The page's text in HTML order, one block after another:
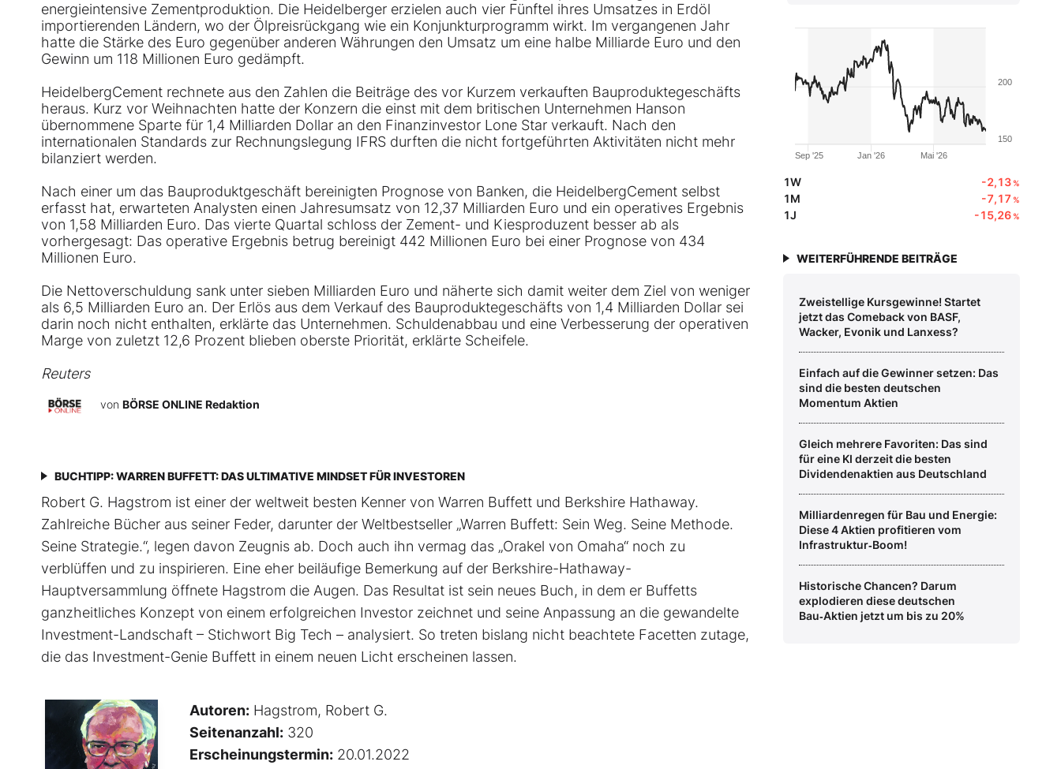
energieintensive Zementproduktion. Die Heidelberger erzielen auch vier Fünftel ihres Umsatzes in Erdöl
importierenden Ländern, wo der Ölpreisrückgang wie ein Konjunkturprogramm wirkt. Im vergangenen Jahr
hatte die Stärke des Euro gegenüber anderen Währungen den Umsatz um eine halbe Milliarde Euro und den
Gewinn um 118 Millionen Euro gedämpft.
HeidelbergCement rechnete aus den Zahlen die Beiträge des vor Kurzem verkauften Bauproduktegeschäfts
heraus. Kurz vor Weihnachten hatte der Konzern die einst mit dem britischen Unternehmen Hanson
übernommene Sparte für 1,4 Milliarden Dollar an den Finanzinvestor Lone Star verkauft. Nach den
internationalen Standards zur Rechnungslegung IFRS durften die nicht fortgeführten Aktivitäten nicht mehr
bilanziert werden.
Nach einer um das Bauproduktgeschäft bereinigten Prognose von Banken, die HeidelbergCement selbst
erfasst hat, erwarteten Analysten einen Jahresumsatz von 12,37 Milliarden Euro und ein operatives Ergebnis
von 1,58 Milliarden Euro. Das vierte Quartal schloss der Zement- und Kiesproduzent besser ab als
vorhergesagt: Das operative Ergebnis betrug bereinigt 442 Millionen Euro bei einer Prognose von 434
Millionen Euro.
Die Nettoverschuldung sank unter sieben Milliarden Euro und näherte sich damit weiter dem Ziel von weniger
als 6,5 Milliarden Euro an. Der Erlös aus dem Verkauf des Bauproduktegeschäfts von 1,4 Milliarden Dollar sei
darin noch nicht enthalten, erklärte das Unternehmen. Schuldenabbau und eine Verbesserung der operativen
Marge von zuletzt 12,6 Prozent blieben oberste Priorität, erklärte Scheifele.
Reuters
von BÖRSE ONLINE Redaktion
BUCHTIPP: WARREN BUFFETT: DAS ULTIMATIVE MINDSET FÜR INVESTOREN
Robert G. Hagstrom ist einer der weltweit besten Kenner von Warren Buffett und Berkshire Hathaway.
Zahlreiche Bücher aus seiner Feder, darunter der Weltbestseller „Warren Buffett: Sein Weg. Seine Methode.
Seine Strategie.“, legen davon Zeugnis ab. Doch auch ihn vermag das „Orakel von Omaha“ noch zu
verblüffen und zu inspirieren. Eine eher beiläufige Bemerkung auf der Berkshire-Hathaway-
Hauptversammlung öffnete Hagstrom die Augen. Das Resultat ist sein neues Buch, ­in dem er Buffetts
ganzheitliches Konzept von einem erfolgreichen Investor zeichnet und seine Anpassung an die gewandelte
Investment-Landschaft – Stichwort Big Tech – analysiert. So treten bislang nicht beachtete Facetten zutage,
die das Investment-Genie Buffett in einem neuen Licht erscheinen lassen.
Autoren: Hagstrom, Robert G.
Seitenanzahl: 320
Erscheinungstermin: 20.01.2022
Jan '26
Sep '25 Mai '26
150
200
1W -2,13%
1M -7,17 %
1J -15,26%
WEITERFÜHRENDE BEITRÄGE
Zweistellige Kursgewinne! Startet
jetzt das Comeback von BASF,
Wacker, Evonik und Lanxess?
Einfach auf die Gewinner setzen: Das
sind die besten deutschen
Momentum Aktien
Gleich mehrere Favoriten: Das sind
für eine KI derzeit die besten
Dividendenaktien aus Deutschland
Milliardenregen für Bau und Energie:
Diese 4 Aktien profitieren vom
Infrastruktur‑Boom!
Historische Chancen? Darum
explodieren diese deutschen
Bau‑Aktien jetzt um bis zu 20%